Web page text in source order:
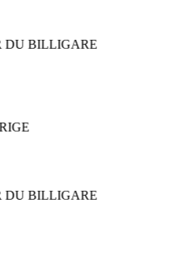
BILLIGARE
BILLIGARE